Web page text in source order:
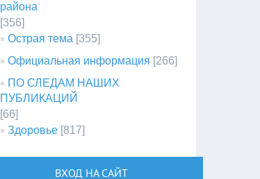
района
[356]
Острая тема [355]
Официальная информация [266]
ПО СЛЕДАМ НАШИХ
ПУБЛИКАЦИЙ
[66]
Здоровье [817]
ВХОД НА САЙТ